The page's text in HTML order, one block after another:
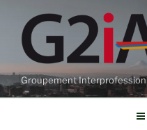
contenu
principal
Groupement